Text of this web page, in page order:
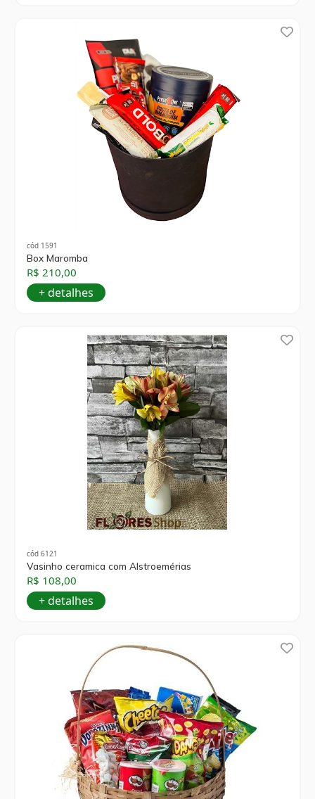
cód 1591
Box Maromba
R$ 210,00
+ detalhes
cód 6121
Vasinho ceramica com Alstroemérias
R$ 108,00
+ detalhes